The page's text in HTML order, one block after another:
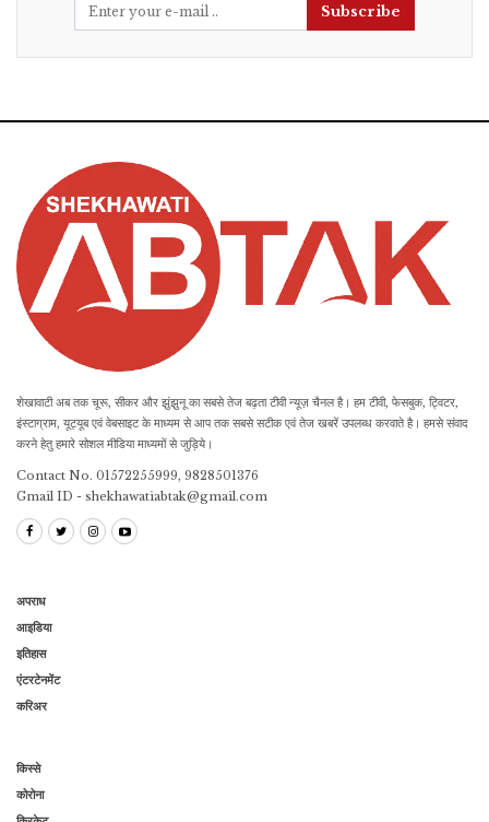
Subscribe
शेखावाटी अब तक चूरू, सीकर और झुंझुनू का सबसे तेज बढ़ता टीवी न्यूज़ चैनल है। हम टीवी, फेसबुक, ट्विटर,
इंस्टाग्राम, यूट्यूब एवं वेबसाइट के माध्यम से आप तक सबसे सटीक एवं तेज खबरें उपलब्ध करवाते है। हमसे संवाद
करने हेतु हमारे सोशल मीडिया माध्यमों से जुड़िये।
Contact No. 01572255999, 9828501376
Gmail ID - shekhawatiabtak@gmail.com
अपराध
आइडिया
इतिहास
एंटरटेनमेंट
करिअर
किस्से
कोरोना